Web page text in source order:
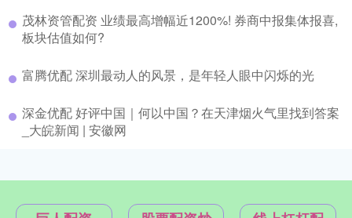
茂林资管配资 业绩最高增幅近1200%! 券商中报集体报喜,
板块估值如何?
富腾优配 深圳最动人的风景，是年轻人眼中闪烁的光
深金优配 好评中国｜何以中国？在天津烟火气里找到答案
_大皖新闻 | 安徽网